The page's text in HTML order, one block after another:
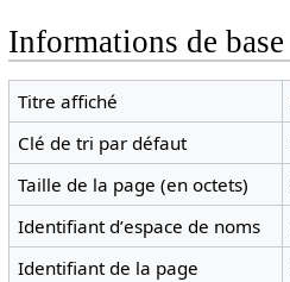
Informations de base
Titre affiché
Clé de tri par défaut
Taille de la page (en octets)
Identifiant dʼespace de noms
Identifiant de la page